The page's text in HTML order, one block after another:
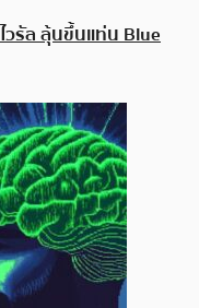
วรัล ลุ้นขึ้นแท่น Blue